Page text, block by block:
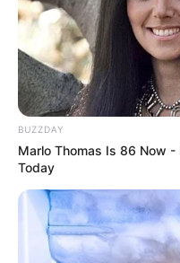
BUZZDAY
Marlo Thomas Is 86 Now
Today